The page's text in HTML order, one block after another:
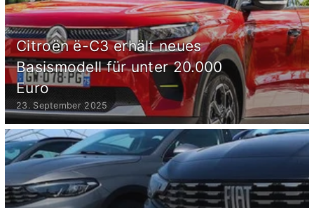
Citroën ë-C3 erhält neues
Basismodell für unter 20.000
Euro
23. September 2025